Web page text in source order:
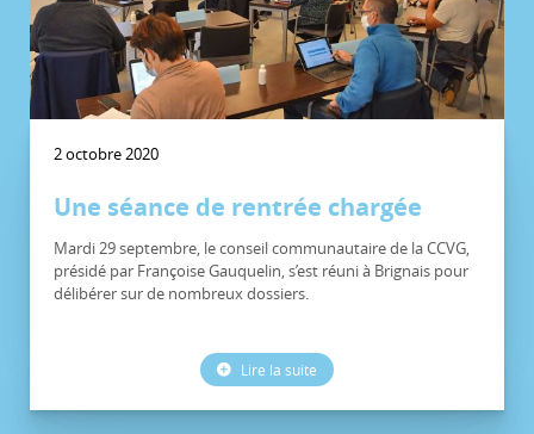
2 octobre 2020
Une séance de rentrée chargée
Mardi 29 septembre, le conseil communautaire de la CCVG,
présidé par Françoise Gauquelin, s’est réuni à Brignais pour
délibérer sur de nombreux dossiers.
Lire la suite